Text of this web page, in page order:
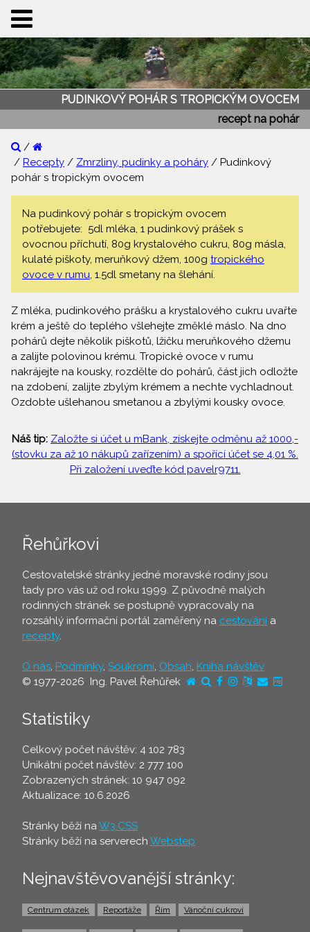
PUDINKOVÝ POHÁR S TROPICKÝM OVOCEM
recept na pohár
/
/ Recepty / Zmrzliny, pudinky a poháry / Pudinkový
pohár s tropickým ovocem
Na pudinkový pohár s tropickým ovocem
potřebujete: 5dl mléka, 1 pudinkový prášek s
ovocnou příchutí, 80g krystalového cukru, 80g másla,
kulaté piškoty, meruňkový džem, 100g tropického
ovoce v rumu, 1.5dl smetany na šlehání.
Z mléka, pudinkového prášku a krystalového cukru uvařte
krém a ještě do teplého všlehejte změklé máslo. Na dno
pohárů dejte několik piškotů, lžičku meruňkového džemu
a zalijte polovinou krému. Tropické ovoce v rumu
nakrájejte na kousky, rozdělte do pohárů, část jich odložte
na zdobení, zalijte zbylým krémem a nechte vychladnout.
Ozdobte ušlehanou smetanou a zbylými kousky ovoce.
Náš tip: Založte si účet u mBank, získejte odměnu až 1000,-
(stovku za až 10 nákupů zařízením) a spořící účet se 4,01 %.
Při založení uveďte kód pavelr9711.
Řehůřkovi
Cestovatelské stránky jedné moravské rodiny jsou
tady pro vás už od roku 1999. Z původně malých
rodinných stránek se postupně vypracovaly na
rozsáhlý informační portál zaměřený na cestování a
recepty.
O nás, Podmínky, Soukromí, Obsah, Kniha návštěv
© 1977-2026 Ing. Pavel Řehůřek
Statistiky
Celkový počet návštěv: 4 102 783
Unikátní počet návštěv: 2 777 100
Zobrazených stránek: 10 947 092
Aktualizace: 10.6.2026
Stránky běží naW3.CSS
Stránky běží na serverech Webstep
Nejnavštěvovanější stránky:
Centrum otázek Reportáže Řím Vánoční cukroví